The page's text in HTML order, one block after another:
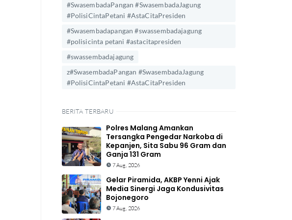
#SwasembadaPangan #SwasembadaJagung
#PolisiCintaPetani #AstaCitaPresiden
#Swasembadapangan #swassembadajagung
#polisicinta petani #astacitapresiden
#swassembadajagung
z#SwasembadaPangan #SwasembadaJagung
#PolisiCintaPetani #AstaCitaPresiden
BERITA TERBARU
Polres Malang Amankan
Tersangka Pengedar Narkoba di
Kepanjen, Sita Sabu 96 Gram dan
Ganja 131 Gram
7 Aug, 2026
Gelar Piramida, AKBP Yenni Ajak
Media Sinergi Jaga Kondusivitas
Bojonegoro
7 Aug, 2026